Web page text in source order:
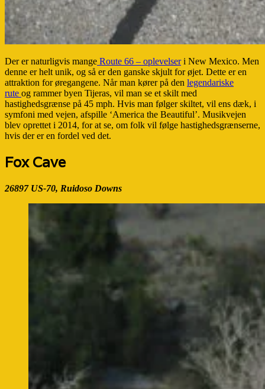
Der er naturligvis mange Route 66 – oplevelseri New Mexico. Men
denne er helt unik, og så er den ganske skjult for øjet. Dette er en
attraktion for øregangene. Når man kører på den legendariske
rute og rammer byen Tijeras, vil man se et skilt med
hastighedsgrænse på 45 mph. Hvis man følger skiltet, vil ens dæk, i
symfoni med vejen, afspille ‘America the Beautiful’. Musikvejen
blev oprettet i 2014, for at se, om folk vil følge hastighedsgrænserne,
hvis der er en fordel ved det.
Fox Cave
26897 US-70, Ruidoso Downs